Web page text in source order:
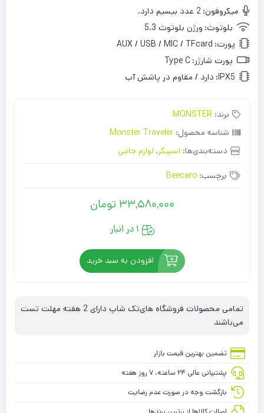
میکروفون: 2 عدد بیسیم دارد.
بلوتوث: ورژن بلوتوث 5.3
پورت: AUX / USB / MIC / TFcard
پورت شارژر: Type C
IPX5: دارد / مقاوم در پاشش آب
برند: MONSTER
شناسه محصول: Monster Traveler
دسته‌بندی‌ها: اسپیکر, لوازم جانبی
برچسب: Beecaro
33,580,000 تومان
1 در انبار
افزودن به سبد خرید
تمامی محصولات فروشگاه های‌تک شاپ دارای 2 هفته مهلت تست
می‌باشند
تضمین بهترین قیمت بازار
پشتیبانی عالی ۲۴ ساعته، ۷ روز هفته
بازگشت وجه در صورت عدم رضایت